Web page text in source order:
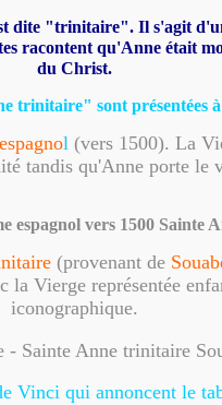
dite "trinitaire". Il s'agit
racontent qu'Anne était
du Christ.
trinitaire" sont présentées
l (vers 1500). La
tandis qu'Anne porte le
(provenant de
la Vierge représentée
iconographique.
Vinci qui annoncent le